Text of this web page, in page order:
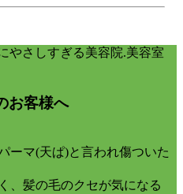
やさしすぎる美容院.美容室
お客様へ
ーマ(天ぱ)と言われ傷ついた
、髪の毛のクセが気になる